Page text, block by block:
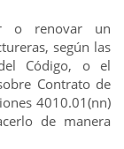
o renovar un
según las
Código, o el
Contrato de
4010.01(nn)
de manera